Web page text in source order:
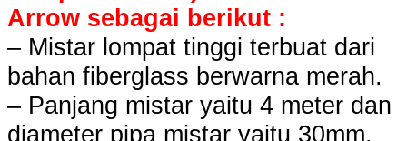
Arrow sebagai berikut :
– Mistar lompat tinggi terbuat dari
bahan fiberglass berwarna merah.
– Panjang mistar yaitu 4 meter dan
diameter pipa mistar yaitu 30mm.